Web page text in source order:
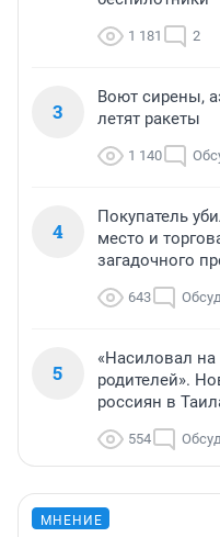
1 181 2
3
Воют сирены,
летят ракеты
1 140
4
Покупатель
место и
загадочного
643
5
«Насиловал на
родителей».
россиян в
554
МНЕНИЕ